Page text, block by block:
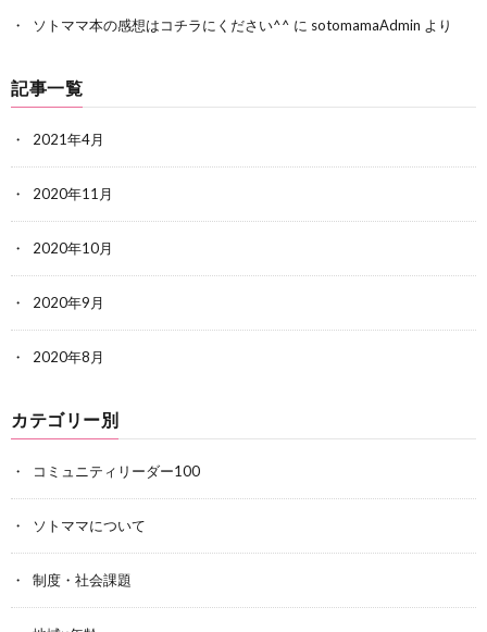
ソトママ本の感想はコチラにください^^ に sotomamaAdmin より
記事一覧
2021年4月
2020年11月
2020年10月
2020年9月
2020年8月
カテゴリー別
コミュニティリーダー100
ソトママについて
制度・社会課題